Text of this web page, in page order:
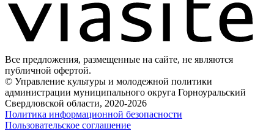
Все предложения, размещенные на сайте, не являются
публичной офертой.
© Управление культуры и молодежной политики
администрации муниципального округа Горноуральский
Свердловской области, 2020-2026
Политика информационной безопасности
Пользовательское соглашение